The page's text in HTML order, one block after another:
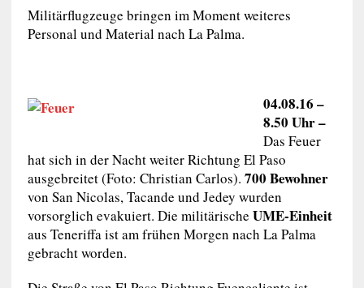
Militärflugzeuge bringen im Moment weiteres
Personal und Material nach La Palma.
04.08.16 –
8.50 Uhr –
Das Feuer
hat sich in der Nacht weiter Richtung El Paso
ausgebreitet (Foto: Christian Carlos). 700 Bewohner
von San Nicolas, Tacande und Jedey wurden
vorsorglich evakuiert. Die militärische UME-Einheit
aus Teneriffa ist am frühen Morgen nach La Palma
gebracht worden.